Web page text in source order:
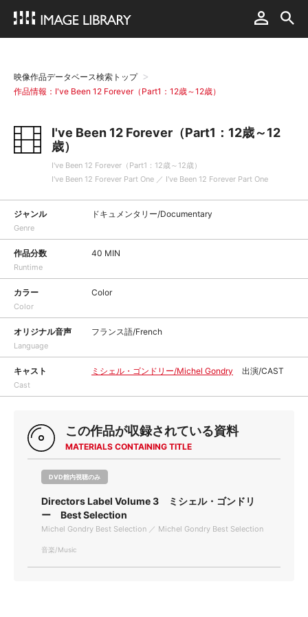
映像作品データベース検索トップ
作品情報：I've Been 12 Forever（Part1：12歳～12歳）
I've Been 12 Forever（Part1：12歳～12
歳）
I've Been 12 Forever（Part1：12歳～12歳）
I've Been 12 Forever Part One ／ I've Been 12 Forever Part One
ジャンル
Genre
ドキュメンタリー/Documentary
作品分数
Runtime
40 MIN
カラー
Color
Color
オリジナル音声
Language
フランス語/French
キャスト
Cast
ミシェル・ゴンドリー/Michel Gondry 出演/CAST
この作品が収録されている資料
MATERIALS CONTAINING TITLE
DVD館内視聴のみ
Directors Label Volume 3 ミシェル・ゴンドリ
ー Best Selection
Michel Gondry Best Selection ／ Michel Gondry Best Selection
音楽/Music